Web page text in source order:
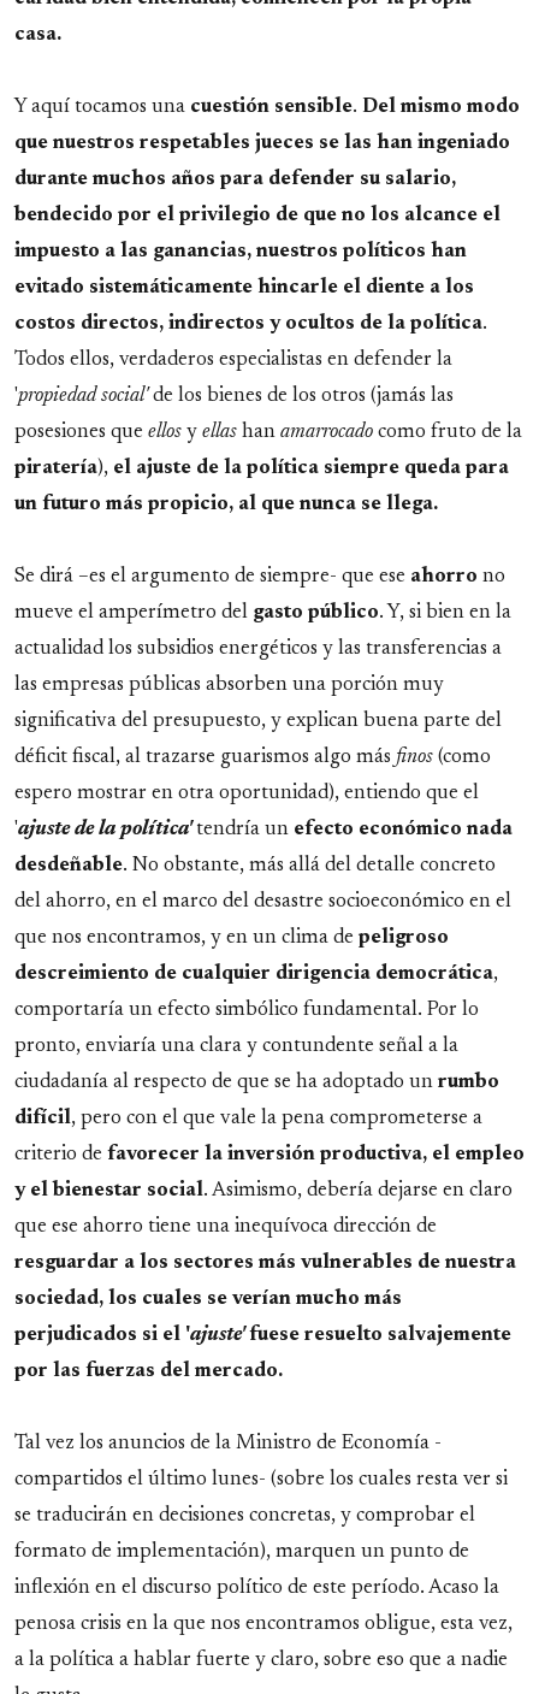
casa.
Y aquí tocamos una cuestión sensible. Del mismo modo
que nuestros respetables jueces se las han ingeniado
durante muchos años para defender su salario,
bendecido por el privilegio de que no los alcance el
impuesto a las ganancias, nuestros políticos han
evitado sistemáticamente hincarle el diente a los
costos directos, indirectos y ocultos de la política.
Todos ellos, verdaderos especialistas en defender la
'propiedad social'de los bienes de los otros (jamás las
posesiones que ellos y ellas han amarrocado como fruto de la
piratería), el ajuste de la política siempre queda para
un futuro más propicio, al que nunca se llega.
Se dirá –es el argumento de siempre- que ese ahorro no
mueve el amperímetro del gasto público. Y, si bien en la
actualidad los subsidios energéticos y las transferencias a
las empresas públicas absorben una porción muy
significativa del presupuesto, y explican buena parte del
déficit fiscal, al trazarse guarismos algo más finos (como
espero mostrar en otra oportunidad), entiendo que el
'ajuste de la política'tendría un efecto económico nada
desdeñable. No obstante, más allá del detalle concreto
del ahorro, en el marco del desastre socioeconómico en el
que nos encontramos, y en un clima de peligroso
descreimiento de cualquier dirigencia democrática,
comportaría un efecto simbólico fundamental. Por lo
pronto, enviaría una clara y contundente señal a la
ciudadanía al respecto de que se ha adoptado un rumbo
difícil, pero con el que vale la pena comprometerse a
criterio de favorecer la inversión productiva, el empleo
y el bienestar social. Asimismo, debería dejarse en claro
que ese ahorro tiene una inequívoca dirección de
resguardar a los sectores más vulnerables de nuestra
sociedad, los cuales se verían mucho más
perjudicados si el 'ajuste'fuese resuelto salvajemente
por las fuerzas del mercado.
Tal vez los anuncios de la Ministro de Economía -
compartidos el último lunes- (sobre los cuales resta ver si
se traducirán en decisiones concretas, y comprobar el
formato de implementación), marquen un punto de
inflexión en el discurso político de este período. Acaso la
penosa crisis en la que nos encontramos obligue, esta vez,
a la política a hablar fuerte y claro, sobre eso que a nadie